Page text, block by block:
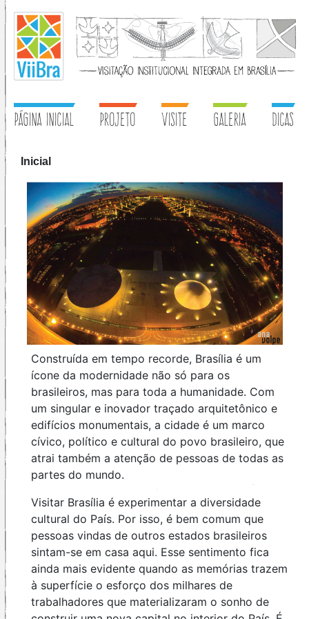
PÁGINA INICIAL PROJETO VISITE GALERIA DICAS
Inicial
Construída em tempo recorde, Brasília é um
ícone da modernidade não só para os
brasileiros, mas para toda a humanidade. Com
um singular e inovador traçado arquitetônico e
edifícios monumentais, a cidade é um marco
cívico, político e cultural do povo brasileiro, que
atrai também a atenção de pessoas de todas as
partes do mundo.
Visitar Brasília é experimentar a diversidade
cultural do País. Por isso, é bem comum que
pessoas vindas de outros estados brasileiros
sintam-se em casa aqui. Esse sentimento fica
ainda mais evidente quando as memórias trazem
à superfície o esforço dos milhares de
trabalhadores que materializaram o sonho de